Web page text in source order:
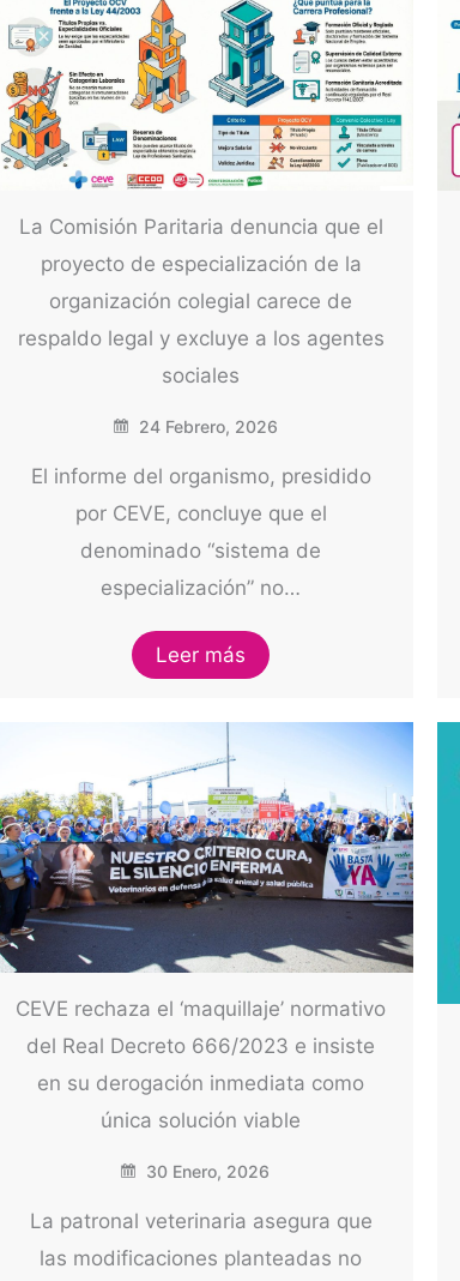
La Comisión Paritaria denuncia que el
proyecto de especialización de la
organización colegial carece de
respaldo legal y excluye a los agentes
sociales
24 Febrero, 2026
El informe del organismo, presidido
por CEVE, concluye que el
denominado “sistema de
especialización” no…
Leer más
CEVE rechaza el ‘maquillaje’ normativo
del Real Decreto 666/2023 e insiste
en su derogación inmediata como
única solución viable
30 Enero, 2026
La patronal veterinaria asegura que
las modificaciones planteadas no